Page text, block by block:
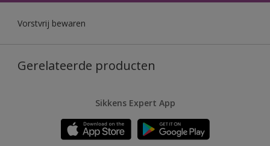
Vorstvrij bewaren
Gerelateerde producten
Sikkens Expert App